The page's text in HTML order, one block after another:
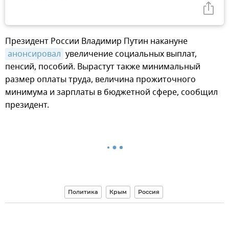
Президент России Владимир Путин накануне
анонсировал увеличение социальных выплат,
пенсий, пособий. Вырастут также минимальный
размер оплаты труда, величина прожиточного
минимума и зарплаты в бюджетной сфере, сообщил
президент.
Политика Крым Россия